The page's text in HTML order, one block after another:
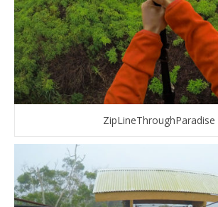
ZipLineThroughParadise